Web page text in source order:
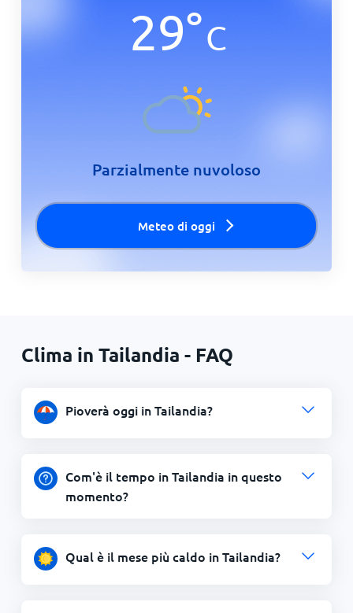
29°C
Parzialmente nuvoloso
Meteo di oggi
Clima in Tailandia - FAQ
Pioverà oggi in Tailandia?
Com'è il tempo in Tailandia in questo
momento?
Qual è il mese più caldo in Tailandia?